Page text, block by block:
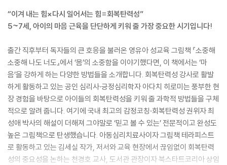
“이겨 내는 힘×다시 일어서는 힘=회복탄력성”
5~7세, 아이의 마음 근육을 단단하게 키워 줄 가장 중요한 시기입니다!
출간 직후부터 독자들의 큰 호응을 불러온 영유아 성교육 그림책 『소중해
소중해 나도 너도』에서 ‘몸’의 소중함을 이야기했다면, 이 책에서는 ‘마
음’을 강하게 하는 다양한 방법들을 소개합니다. 회복탄력성 강사로 활발
하게 활동하고 있는 공인 심리사·긍정심리학자 아다치 히로미는 풍부한 현
장 경험을 바탕으로 아이들의 회복탄력성을 키워 줄 과학적 방법들을 구체
적으로 알려 줍니다. 여기에 국내 최고의 감정코칭·회복탄력성 권위자 최
성애 박사의 해설이 더해져 그야말로 ‘믿고 볼 수 있는’ 전문적이고 완성도
높은 그림책으로 탄생했습니다. 아동심리치료사이자 그림책 테라피스트
로 활동하고 있는 김세실 작가, 저서와 교육 현장에서 끊임없이 회복탄력
성의 중요성을 논하는 천경호 교사, 도서관 관장이자 북스타트코리아 상임